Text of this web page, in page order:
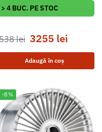
> 4 BUC. PE STOC
lei 3255 lei
Adaugă în coș
-8%